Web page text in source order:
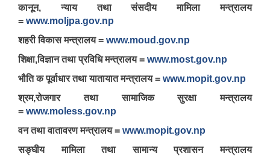
कानून, न्याय तथा संसदीय मामिला मन्त्रालय
= www.moljpa.gov.np
शहरी विकास मन्त्रालय = www.moud.gov.np
शिक्षा,विज्ञान तथा प्रविधि मन्त्रालय = www.most.gov.np
भौति क पूर्वाधार तथा यातायात मन्त्रालय = www.mopit.gov.np
श्रम,रोजगार तथा सामाजिक सुरक्षा मन्त्रालय
= www.moless.gov.np
वन तथा वातावरण मन्त्रालय = www.mopit.gov.np
सङ्घीय मामिला तथा सामान्य प्रशासन मन्त्रालय